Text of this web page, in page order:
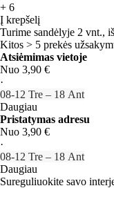
+ 6
Į krepšelį
Turime sandėlyje 2 vnt.,
Kitos > 5 prekės
Atsiėmimas vietoje
Nuo 3,90 €
·
08‑12 Tre – 18 Ant
Daugiau
Pristatymas adresu
Nuo 3,90 €
·
08‑12 Tre – 18 Ant
Daugiau
Sureguliuokite savo